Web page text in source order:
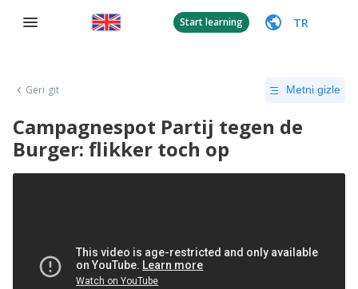
Start learning TR
Geri git Metni gizle
Campagnespot Partij tegen de
Burger: flikker toch op